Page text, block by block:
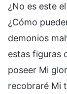
¿No es este
¿Cómo
demonios
estas figuras
poseer Mi
recobraré Mi